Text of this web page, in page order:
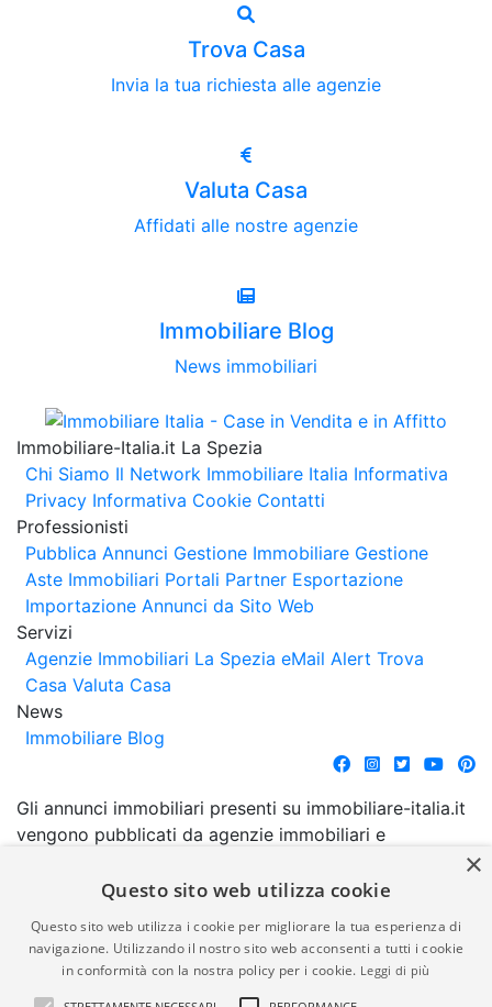
Trova Casa
Invia la tua richiesta alle agenzie
Valuta Casa
Affidati alle nostre agenzie
Immobiliare Blog
News immobiliari
Immobiliare-Italia.it La Spezia
Chi Siamo Il Network Immobiliare Italia Informativa
Privacy Informativa Cookie Contatti
Professionisti
Pubblica Annunci Gestione Immobiliare Gestione
Aste Immobiliari Portali Partner Esportazione
Importazione Annunci da Sito Web
Servizi
Agenzie Immobiliari La Spezia eMail Alert Trova
Casa Valuta Casa
News
Immobiliare Blog
Gli annunci immobiliari presenti su immobiliare-italia.it
vengono pubblicati da agenzie immobiliari e
comporta l'approvazione o l'avallo da parte di
garanzia da parte di quest'ultima. immobiliare-italia.it
quindi non è responsabile della veridicità, della
correttezza, della completezza, della normativa in
×
Questo sito web utilizza cookie
Questo sito web utilizza i cookie per migliorare la tua esperienza di
navigazione. Utilizzando il nostro sito web acconsenti a tutti i cookie
in conformità con la nostra policy per i cookie. Leggi di più